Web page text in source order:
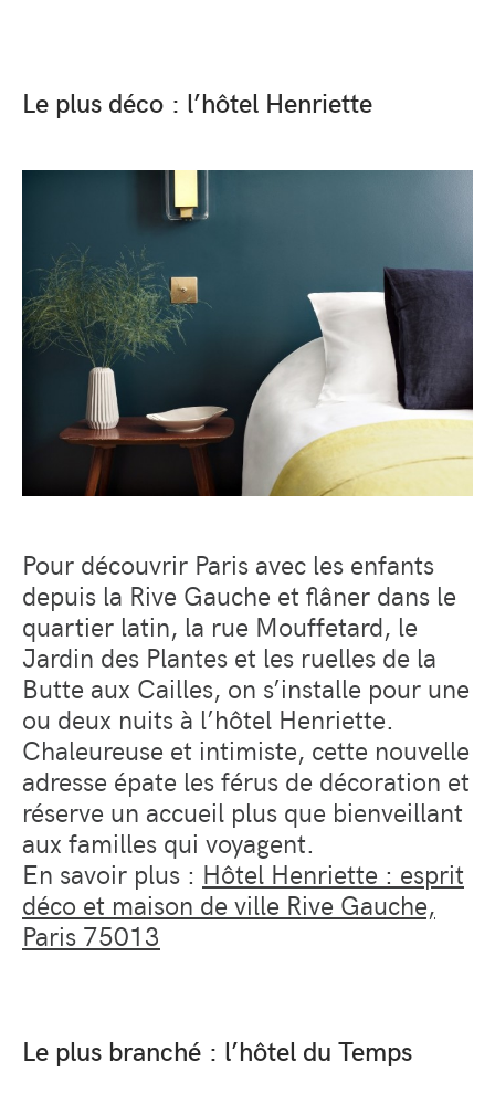
Le plus déco : l’hôtel Henriette
Pour découvrir Paris avec les enfants
depuis la Rive Gauche et flâner dans le
quartier latin, la rue Mouffetard, le
Jardin des Plantes et les ruelles de la
Butte aux Cailles, on s’installe pour une
ou deux nuits à l’hôtel Henriette.
Chaleureuse et intimiste, cette nouvelle
adresse épate les férus de décoration et
réserve un accueil plus que bienveillant
aux familles qui voyagent.
En savoir plus : Hôtel Henriette : esprit
déco et maison de ville Rive Gauche,
Paris 75013
Le plus branché : l’hôtel du Temps